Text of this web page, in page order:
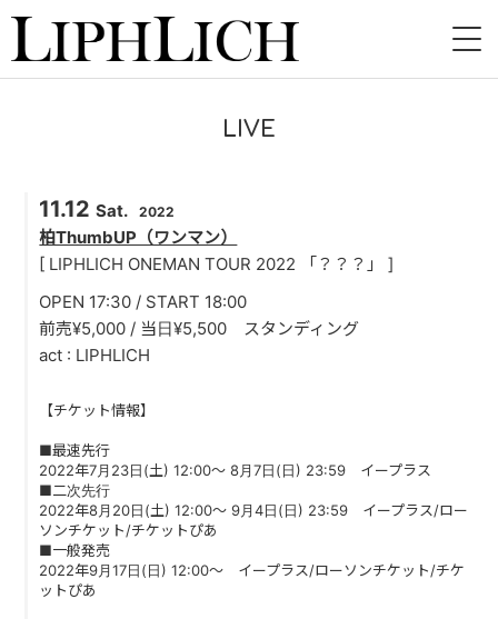
LIVE
INSTORE
BAND
VIDEO
DISCOGRAPHY
BLOG
PAST LIVE
GOODS
LIVE
11.12 Sat. 2022
柏ThumbUP（ワンマン）
[ LIPHLICH ONEMAN TOUR 2022 「？？？」 ]
OPEN 17:30 / START 18:00
前売¥5,000 / 当日¥5,500 スタンディング
act : LIPHLICH
【チケット情報】
■最速先行
2022年7月23日(土) 12:00～ 8月7日(日) 23:59 イープラス
■二次先行
2022年8月20日(土) 12:00～ 9月4日(日) 23:59 イープラス/ロー
ソンチケット/チケットぴあ
■一般発売
2022年9月17日(日) 12:00～ イープラス/ローソンチケット/チケ
ットぴあ